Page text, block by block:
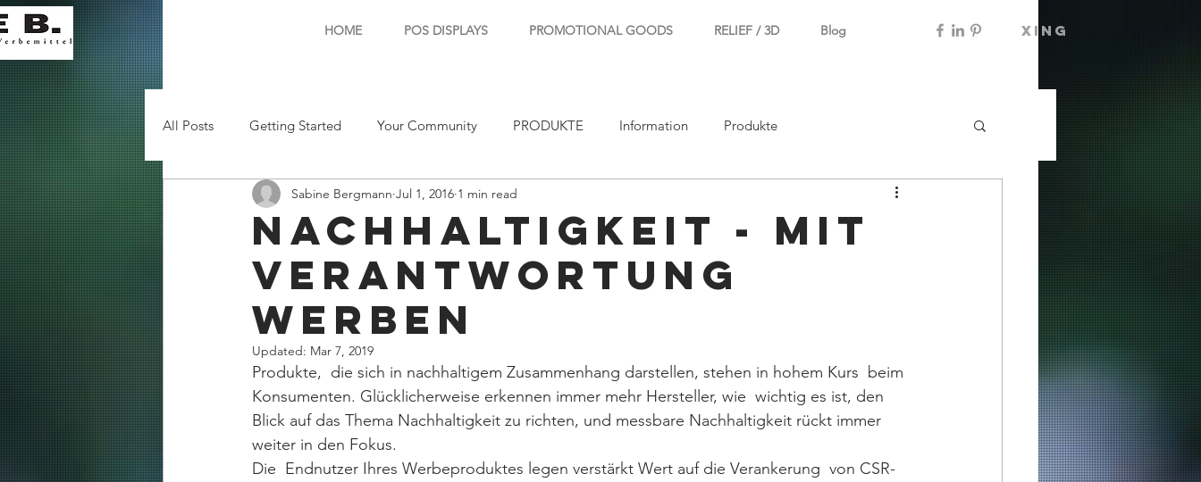
HOME POS DISPLAYS PROMOTIONAL GOODS RELIEF / 3D Blog xing
All Posts Getting Started Your Community PRODUKTE Information Produkte
Nachhaltigkeit - Mit
Verantwortung
werben
Sabine Bergmann Jul 1, 2016 1 min read
Updated: Mar 7, 2019
Produkte,  die sich in nachhaltigem Zusammenhang darstellen, stehen in hohem Kurs  beim
Konsumenten. Glücklicherweise erkennen immer mehr Hersteller, wie  wichtig es ist, den
Blick auf das Thema Nachhaltigkeit zu richten, und messbare Nachhaltigkeit rückt immer
weiter in den Fokus.
Die  Endnutzer Ihres Werbeproduktes legen verstärkt Wert auf die Verankerung  von CSR-